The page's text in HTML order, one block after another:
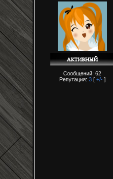
Сообщений: 62
Репутация: 3[ +/-]